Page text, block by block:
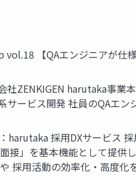
【QAエンジニアが仕
社ZENKIGEN harutaka事
サービス開発 社員のQAエン
harutaka 採用DXサービス
接」を基本機能として提供
採用活動の効率化・高度